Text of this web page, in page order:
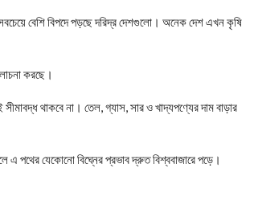
বেশি বিপদে পড়ছে দরিদ্র দেশগুলো। অনেক দেশ এখন কৃষি
করছে।
থাকবে না। তেল, গ্যাস, সার ও খাদ্যপণ্যের দাম বাড়ার
এ পথের যেকোনো বিঘ্নের প্রভাব দ্রুত বিশ্ববাজারে পড়ে।